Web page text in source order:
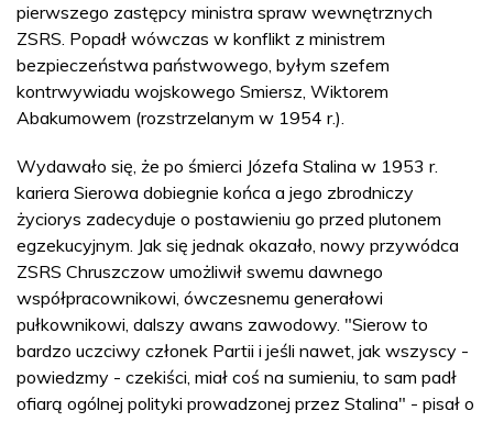
pierwszego zastępcy ministra spraw wewnętrznych
ZSRS. Popadł wówczas w konflikt z ministrem
bezpieczeństwa państwowego, byłym szefem
kontrwywiadu wojskowego Smiersz, Wiktorem
Abakumowem (rozstrzelanym w 1954 r.).
Wydawało się, że po śmierci Józefa Stalina w 1953 r.
kariera Sierowa dobiegnie końca a jego zbrodniczy
życiorys zadecyduje o postawieniu go przed plutonem
egzekucyjnym. Jak się jednak okazało, nowy przywódca
ZSRS Chruszczow umożliwił swemu dawnego
współpracownikowi, ówczesnemu generałowi
pułkownikowi, dalszy awans zawodowy. "Sierow to
bardzo uczciwy członek Partii i jeśli nawet, jak wszyscy -
powiedzmy - czekiści, miał coś na sumieniu, to sam padł
ofiarą ogólnej polityki prowadzonej przez Stalina" - pisał o